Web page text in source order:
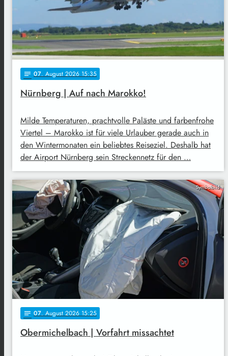
notes 07. August 2026 15:35
Nürnberg | Auf nach Marokko!
Milde Temperaturen, prachtvolle Paläste und farbenfrohe
Viertel – Marokko ist für viele Urlauber gerade auch in
den Wintermonaten ein beliebtes Reiseziel. Deshalb hat
der Airport Nürnberg sein Streckennetz für den …
Symbolbild
notes 07. August 2026 15:25
Obermichelbach | Vorfahrt missachtet